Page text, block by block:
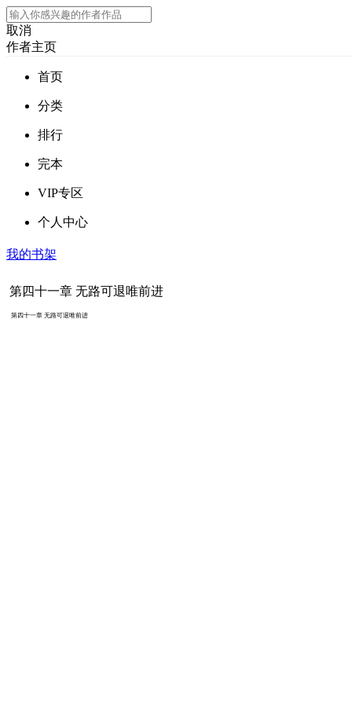
取消
作者主页
首页
分类
排行
完本
VIP专区
个人中心
我的书架
第四十一章 无路可退唯前进
第四十一章 无路可退唯前进